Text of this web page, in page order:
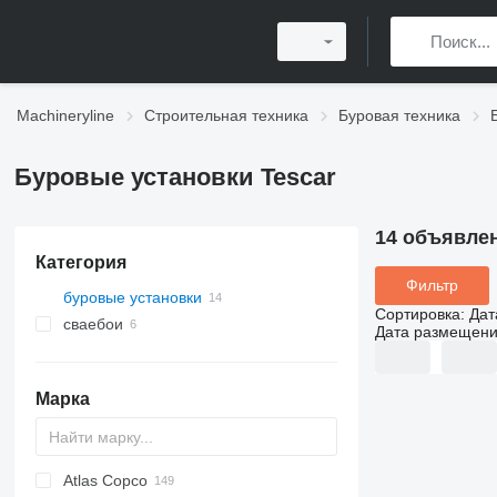
Machineryline Строительная техника Буровая техника
Буровые установки Tescar
Категория
буровые установки
сваебои
Марка
Atlas Copco
14
Фильтр
Сортировка:
Дата